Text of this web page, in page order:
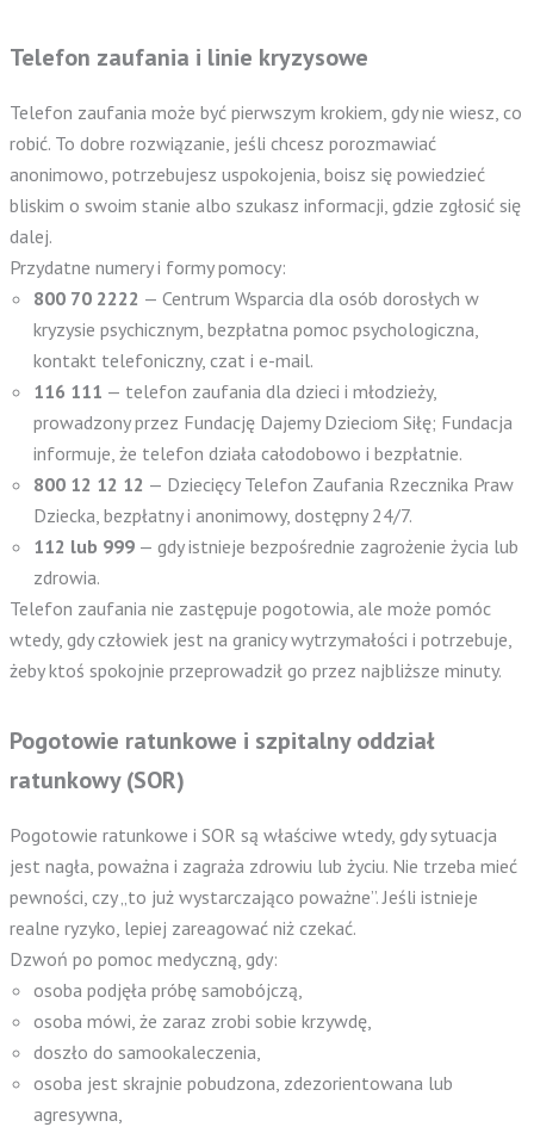
Telefon zaufania i linie kryzysowe
Telefon zaufania może być pierwszym krokiem, gdy nie wiesz, co
robić. To dobre rozwiązanie, jeśli chcesz porozmawiać
anonimowo, potrzebujesz uspokojenia, boisz się powiedzieć
bliskim o swoim stanie albo szukasz informacji, gdzie zgłosić się
dalej.
Przydatne numery i formy pomocy:
800 70 2222 — Centrum Wsparcia dla osób dorosłych w
kryzysie psychicznym, bezpłatna pomoc psychologiczna,
kontakt telefoniczny, czat i e-mail.
116 111 — telefon zaufania dla dzieci i młodzieży,
prowadzony przez Fundację Dajemy Dzieciom Siłę; Fundacja
informuje, że telefon działa całodobowo i bezpłatnie.
800 12 12 12 — Dziecięcy Telefon Zaufania Rzecznika Praw
Dziecka, bezpłatny i anonimowy, dostępny 24/7.
112 lub 999— gdy istnieje bezpośrednie zagrożenie życia lub
zdrowia.
Telefon zaufania nie zastępuje pogotowia, ale może pomóc
wtedy, gdy człowiek jest na granicy wytrzymałości i potrzebuje,
żeby ktoś spokojnie przeprowadził go przez najbliższe minuty.
Pogotowie ratunkowe i szpitalny oddział
ratunkowy (SOR)
Pogotowie ratunkowe i SOR są właściwe wtedy, gdy sytuacja
jest nagła, poważna i zagraża zdrowiu lub życiu. Nie trzeba mieć
pewności, czy „to już wystarczająco poważne”. Jeśli istnieje
realne ryzyko, lepiej zareagować niż czekać.
Dzwoń po pomoc medyczną, gdy:
osoba podjęła próbę samobójczą,
osoba mówi, że zaraz zrobi sobie krzywdę,
doszło do samookaleczenia,
osoba jest skrajnie pobudzona, zdezorientowana lub
agresywna,